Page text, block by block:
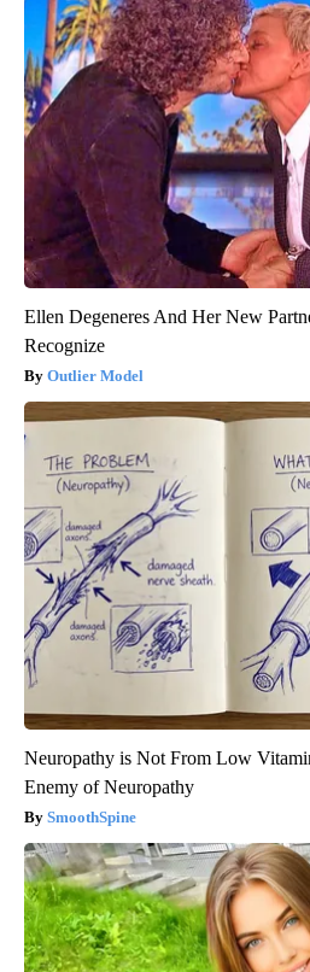
Ellen Degeneres And Her New
Recognize
Outlier Model
Neuropathy is Not From Low
Enemy of Neuropathy
SmoothSpine